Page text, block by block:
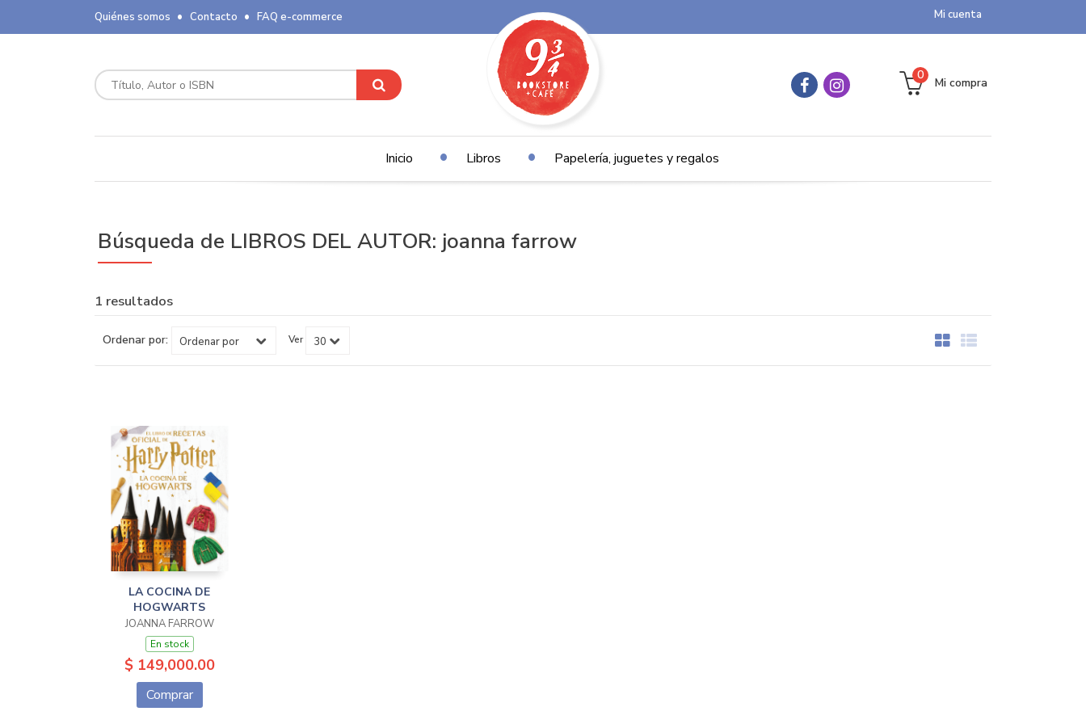
Mi cuenta
Quiénes somos Contacto FAQ e-commerce
Mi compra
0
Inicio Libros Papelería, juguetes y regalos
Búsqueda de LIBROS DEL AUTOR: joanna farrow
1 resultados
Ordenar por: Ver
LA COCINA DE
HOGWARTS
JOANNA FARROW
En stock
$ 149,000.00
Comprar